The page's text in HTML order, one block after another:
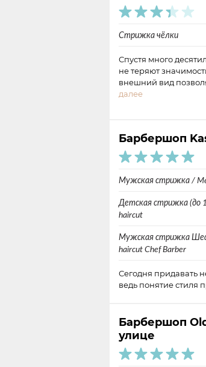
Стрижка чёлки
Спустя много
не теряют
внешний вид
далее
Барбершоп
Мужская стрижка /
Детская стрижка (до
haircut
Мужская стрижка
haircut Chef Barber
Сегодня придавать
ведь понятие стиля
Барбершоп
улице